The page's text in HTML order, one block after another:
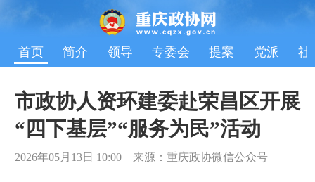
首页 简介 领导 专委会 提案 党派 社
市政协人资环建委赴荣昌区开展
“四下基层”“服务为民”活动
2026年05月13日 10:00 来源：重庆政协微信公众号